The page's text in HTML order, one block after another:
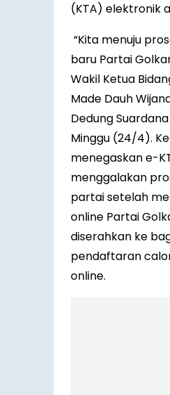
(KTA) elektronik
“Kita menuju
baru Partai
Wakil Ketua
Made Dauh
Dedung
Minggu (24/4).
menegaskan e-
menggalakan
partai setelah
online Partai
diserahkan ke
pendaftaran
online.